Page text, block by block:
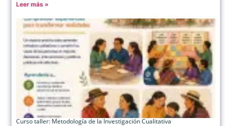
Leer más »
Curso taller: Metodología de la Investigación Cualitativa